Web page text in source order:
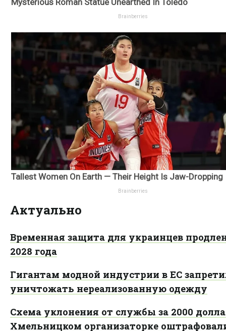
Актуально
Временная защита для украинцев
2028 года
Гигантам модной индустрии в ЕС
уничтожать нереализованную одежду
Схема уклонения от службы за 2000
Хмельницком организаторке